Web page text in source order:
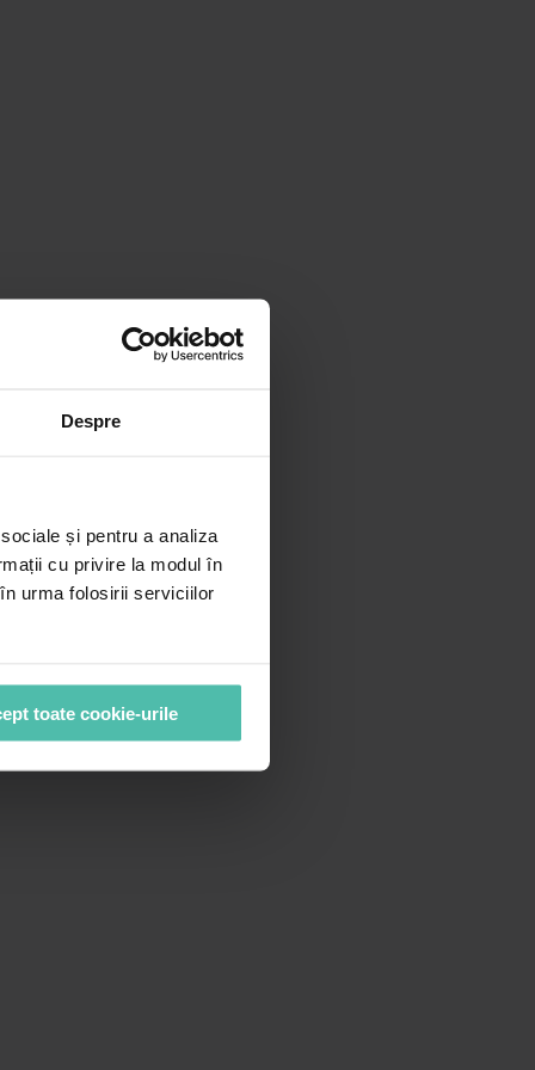
Despre
și pentru a analiza
cu privire la modul în
urma folosirii serviciilor
toate cookie-urile